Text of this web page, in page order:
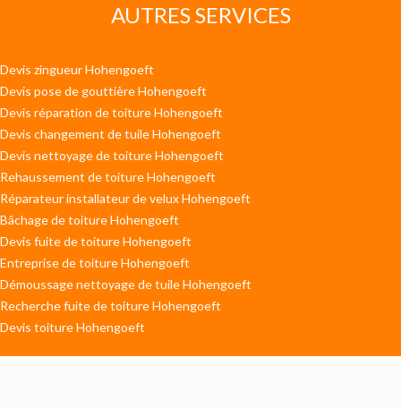
AUTRES SERVICES
Devis zingueur Hohengoeft
Devis pose de gouttière Hohengoeft
Devis réparation de toiture Hohengoeft
Devis changement de tuile Hohengoeft
Devis nettoyage de toiture Hohengoeft
Rehaussement de toiture Hohengoeft
Réparateur installateur de velux Hohengoeft
Bâchage de toiture Hohengoeft
Devis fuite de toiture Hohengoeft
Entreprise de toiture Hohengoeft
Démoussage nettoyage de tuile Hohengoeft
Recherche fuite de toiture Hohengoeft
Devis toiture Hohengoeft